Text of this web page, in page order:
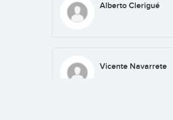
Alberto Clerigué
Vicente Navarrete